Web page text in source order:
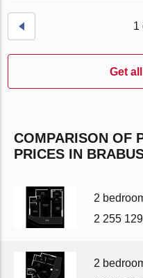
Get
1
COMPARISON OF
PRICES IN
2
2 255
2